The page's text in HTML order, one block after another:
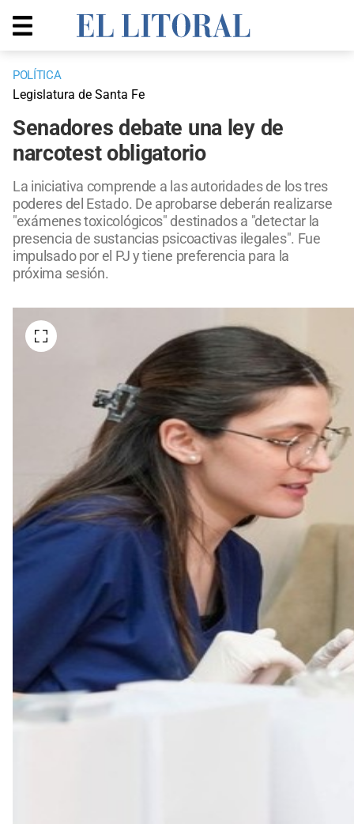
POLÍTICA
Legislatura de Santa Fe
Senadores debate una ley de
narcotest obligatorio
La iniciativa comprende a las autoridades de los tres
poderes del Estado. De aprobarse deberán realizarse
"exámenes toxicológicos" destinados a "detectar la
presencia de sustancias psicoactivas ilegales". Fue
impulsado por el PJ y tiene preferencia para la
próxima sesión.